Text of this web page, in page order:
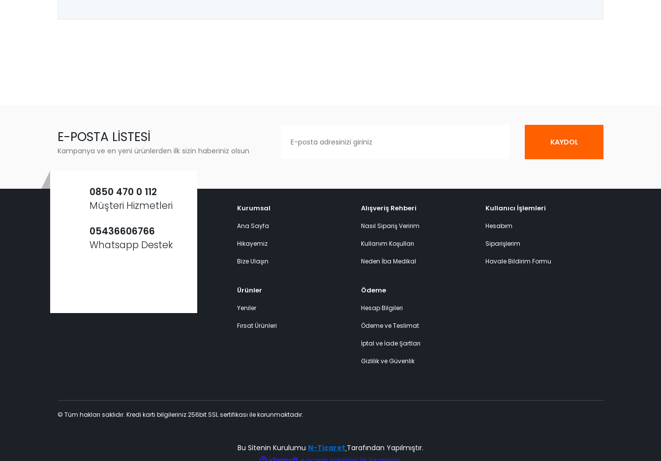
E-POSTA LİSTESİ
Kampanya ve en yeni ürünlerden ilk sizin haberiniz olsun
KAYDOL
0850 470 0 112
Müşteri Hizmetleri
05436606766
Whatsapp Destek
Kurumsal
Ana Sayfa
Hikayemiz
Bize Ulaşın
Alışveriş Rehberi
Nasıl Sipariş Veririm
Kullanım Koşulları
Neden İba Medikal
Ürünler
Yeniler
Fırsat Ürünleri
Ödeme
Hesap Bilgileri
Ödeme ve Teslimat
İptal ve İade Şartları
Gizlilik ve Güvenlik
Kullanıcı İşlemleri
Hesabım
Siparişlerim
Havale Bildirim Formu
© Tüm hakları saklıdır. Kredi kartı bilgileriniz 256bit SSL sertifikası ile korunmaktadır.
Bu Sitenin Kurulumu N-Ticaret Tarafından Yapılmıştır.